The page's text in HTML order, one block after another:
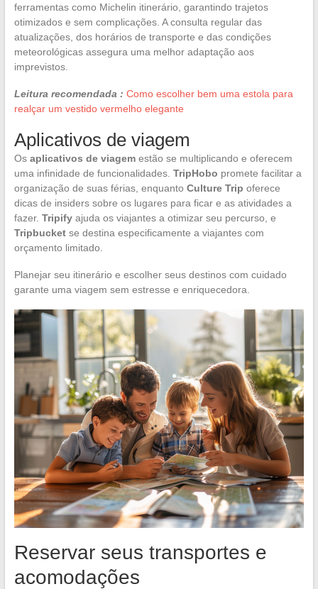
ferramentas como Michelin itinerário, garantindo trajetos
otimizados e sem complicações. A consulta regular das
atualizações, dos horários de transporte e das condições
meteorológicas assegura uma melhor adaptação aos
imprevistos.
Leitura recomendada : Como escolher bem uma estola para
realçar um vestido vermelho elegante
Aplicativos de viagem
Os aplicativos de viagemestão se multiplicando e oferecem
uma infinidade de funcionalidades. TripHobo promete facilitar a
organização de suas férias, enquanto Culture Trip oferece
dicas de insiders sobre os lugares para ficar e as atividades a
fazer. Tripifyajuda os viajantes a otimizar seu percurso, e
Tripbucketse destina especificamente a viajantes com
orçamento limitado.
Planejar seu itinerário e escolher seus destinos com cuidado
garante uma viagem sem estresse e enriquecedora.
Reservar seus transportes e
acomodações